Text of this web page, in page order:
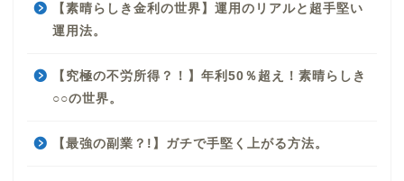
【素晴らしき金利の世界】運用のリアルと超手堅い
運用法。
【究極の不労所得？！】年利50％超え！素晴らしき
○○の世界。
【最強の副業？!】ガチで手堅く上がる方法。